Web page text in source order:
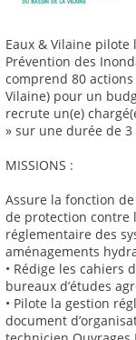
Eaux & Vilaine pilote
Prévention des
comprend 80 actions
Vilaine) pour un
recrute un(e)
» sur une durée de
MISSIONS :
Assure la fonction
de protection contre
réglementaire des
aménagements
• Rédige les cahiers
bureaux d’études
• Pilote la gestion
document